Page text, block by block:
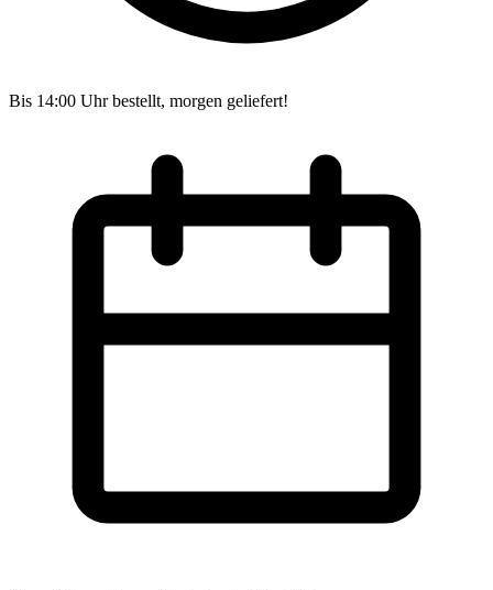
Bis 14:00 Uhr bestellt, morgen geliefert!